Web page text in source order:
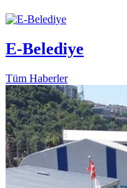
E-Belediye
Tüm Haberler